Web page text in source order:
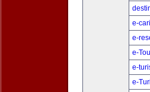
e-
e-
e-
e-
e-